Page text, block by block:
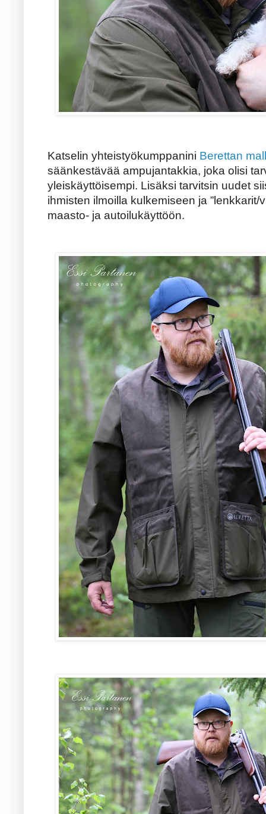
Katselin yhteistyökumppanini Berettan
säänkestävää ampujantakkia, joka olisi
yleiskäyttöisempi. Lisäksi tarvitsin uudet
ihmisten ilmoilla kulkemiseen ja
maasto- ja autoilukäyttöön.